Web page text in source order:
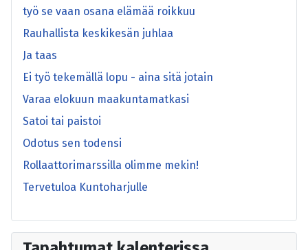
työ se vaan osana elämää roikkuu
Rauhallista keskikesän juhlaa
Ja taas
Ei työ tekemällä lopu - aina sitä jotain
Varaa elokuun maakuntamatkasi
Satoi tai paistoi
Odotus sen todensi
Rollaattorimarssilla olimme mekin!
Tervetuloa Kuntoharjulle